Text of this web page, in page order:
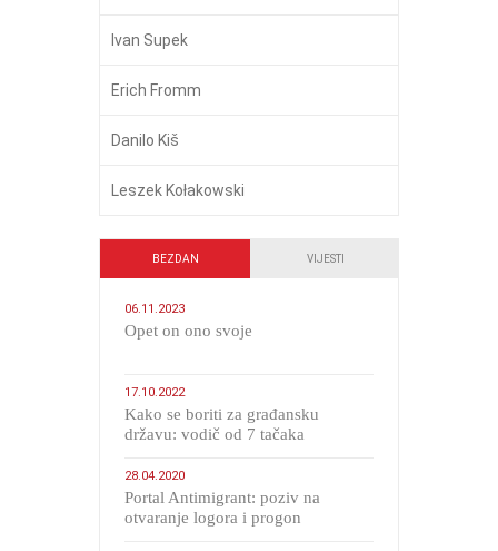
Ivan Supek
Erich Fromm
Danilo Kiš
Leszek Kołakowski
BEZDAN VIJESTI
06.11.2023
​Opet on ono svoje
17.10.2022
Kako se boriti za građansku
državu: vodič od 7 tačaka
28.04.2020
Portal Antimigrant: poziv na
otvaranje logora i progon